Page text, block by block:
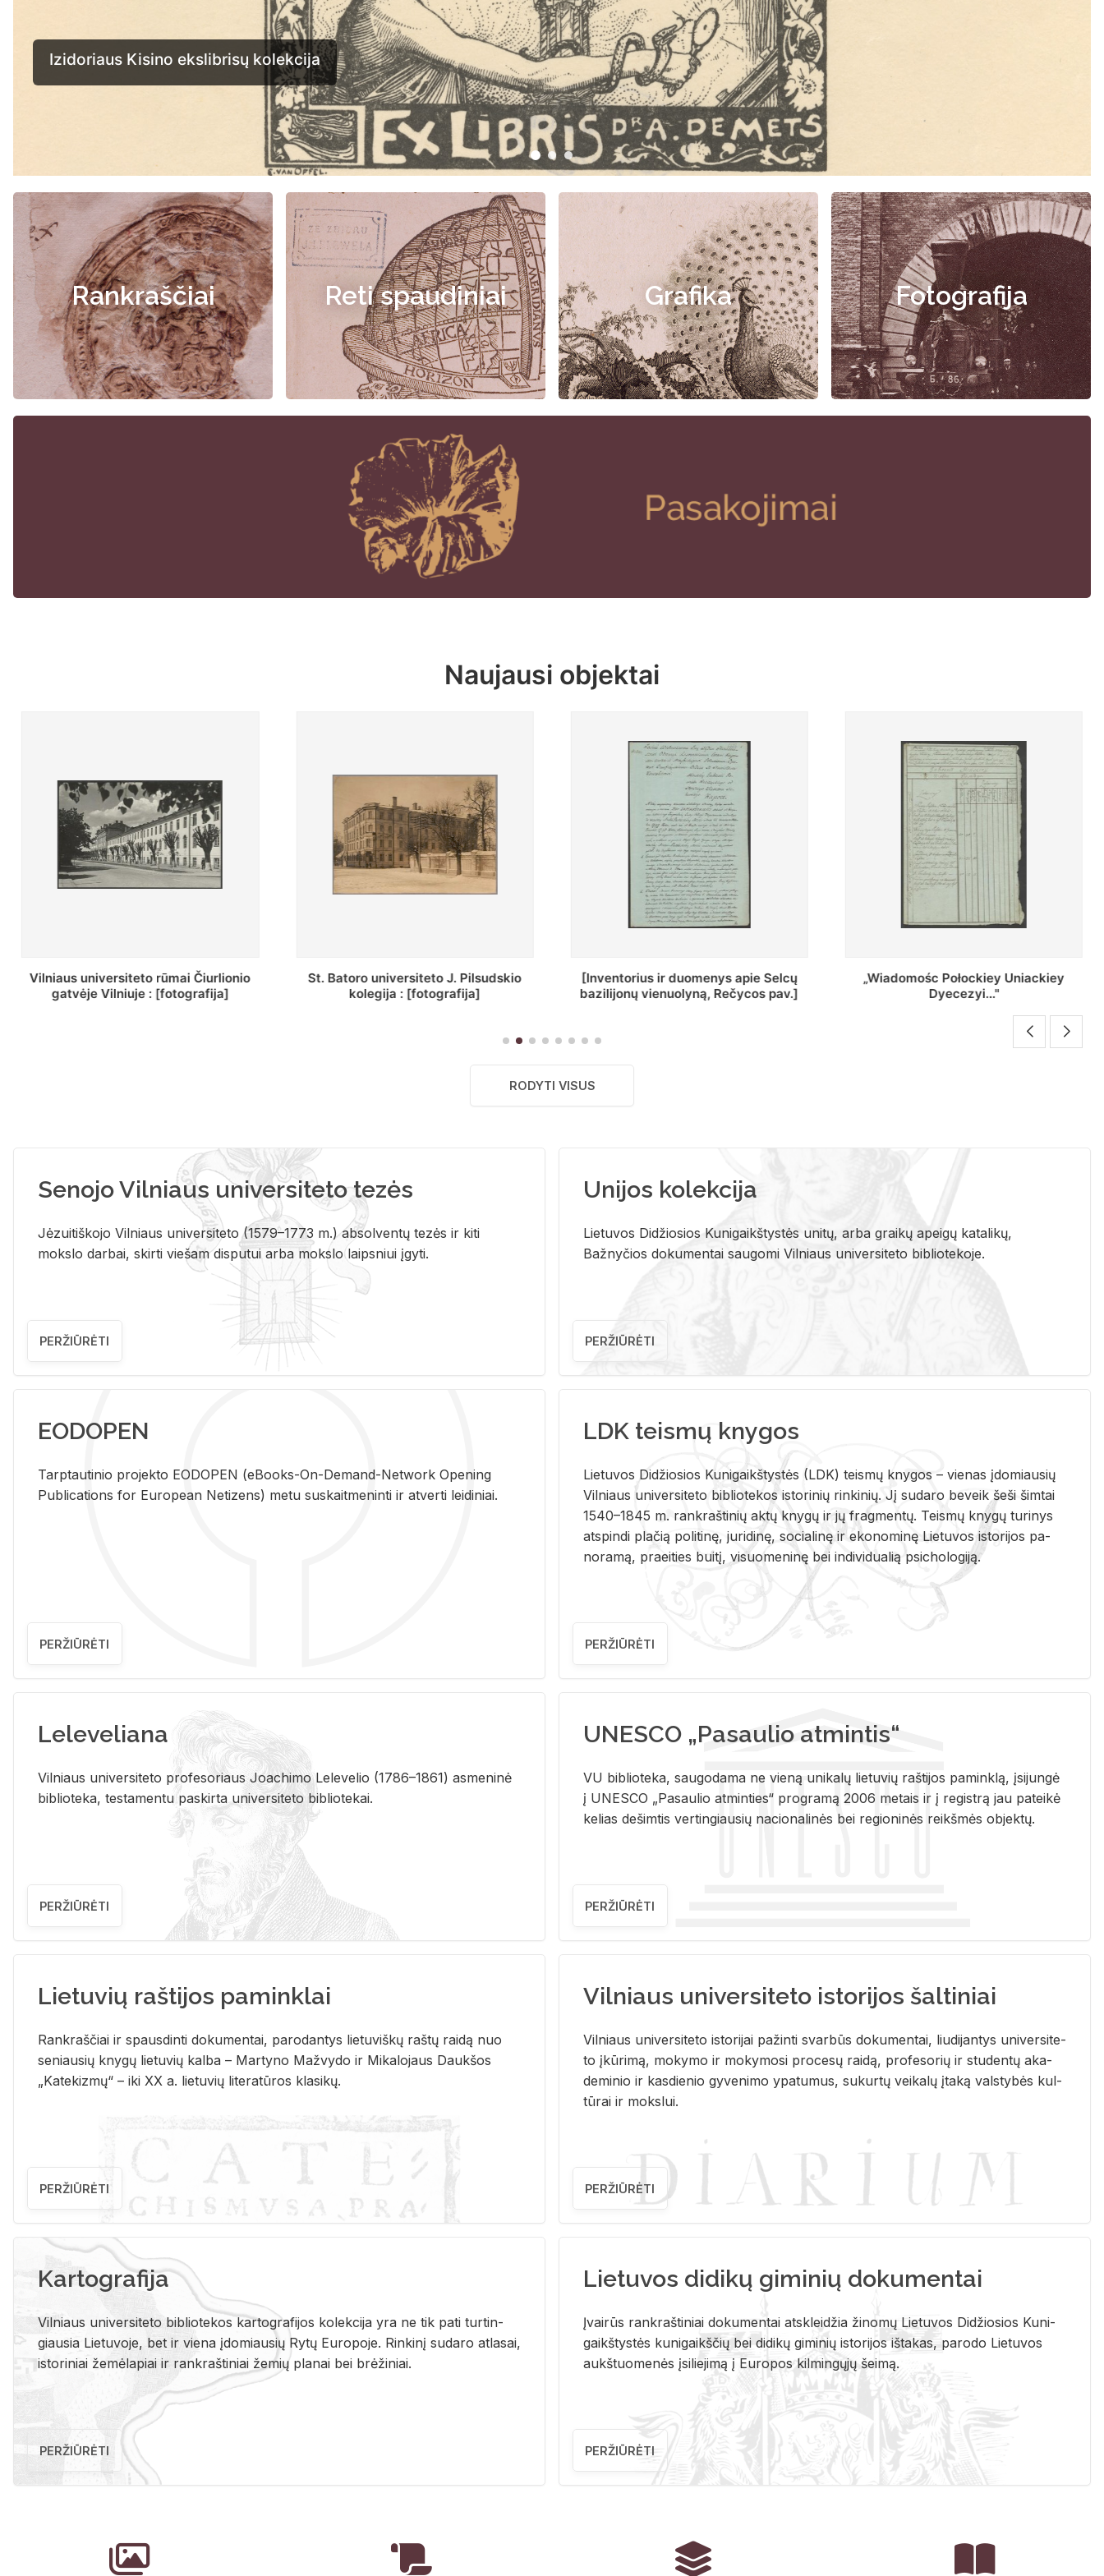
Rankraščiai Reti spaudiniai Grafika Fotografija
Naujausi objektai
St. Batoro universiteto J. Pilsudskio
kolegija : [fotografija]
[Inventorius ir duomenys apie Selcų
bazilijonų vienuolyną, Rečycos pav.]
„Wiadomośc Połockiey Uniackiey
Dyecezyi..."
Regestr Parochow Dekanatu
Brzeskiego
RODYTI VISUS
Senojo Vilniaus universiteto tezės
Jėzuitiškojo Vilniaus universiteto (1579–1773 m.) absolventų tezės ir kiti
mokslo darbai, skirti viešam disputui arba mokslo laipsniui įgyti.
PERŽIŪRĖTI
Unijos kolekcija
Lietuvos Didžiosios Kunigaikštystės unitų, arba graikų apeigų katalikų,
Bažnyčios dokumentai saugomi Vilniaus universiteto bibliotekoje.
PERŽIŪRĖTI
EODOPEN
Tarp­tau­ti­nio pro­jek­to EO­DO­PEN (eBo­oks-On-De­mand-Ne­twork Ope­ning
Pub­li­ca­tions for Eu­ro­pe­an Ne­ti­zens) metu su­skait­me­nin­ti ir at­ver­ti lei­di­niai.
PERŽIŪRĖTI
LDK teismų knygos
Lie­tu­vos Di­džio­sios Ku­ni­gaikš­tys­tės (LDK) teis­mų kny­gos – vie­nas įdo­miau­sių
Vil­niaus uni­ver­si­te­to bi­b­lio­te­kos is­to­ri­nių rin­ki­nių. Jį su­da­ro be­veik šeši šim­tai
1540–1845 m. rank­raš­ti­nių aktų kny­gų ir jų frag­men­tų. Teis­mų kny­gų tu­ri­nys
at­spin­di pla­čią po­li­ti­nę, ju­ri­di­nę, so­cia­li­nę ir eko­no­mi­nę Lie­tu­vos is­to­ri­jos pa­
no­ra­mą, pra­ei­ties bui­tį, vi­suo­me­ni­nę bei in­di­vi­dua­lią psi­cho­lo­gi­ją.
PERŽIŪRĖTI
Leleveliana
Vil­niaus uni­ver­si­te­to pro­fe­so­riaus Jo­a­chi­mo Le­le­ve­lio (1786–1861) as­me­ni­nė
bi­b­lio­te­ka, te­sta­men­tu pa­skir­ta uni­ver­si­te­to bi­b­lio­te­kai.
PERŽIŪRĖTI
UNESCO „Pasaulio atmintis“
VU biblioteka, saugodama ne vieną unikalų lietuvių raštijos paminklą, įsijungė
į UNESCO „Pasaulio atminties“ programą 2006 metais ir į registrą jau pateikė
kelias dešimtis vertingiausių nacionalinės bei regioninės reikšmės objektų.
PERŽIŪRĖTI
Lietuvių raštijos paminklai
Rank­raš­čiai ir spaus­din­ti do­ku­men­tai, pa­ro­dan­tys lie­tu­viš­kų raš­tų rai­dą nuo
se­niau­sių kny­gų lie­tu­vių kal­ba – Mar­ty­no Ma­žvy­do ir Mi­ka­lo­jaus Dauk­šos
„Ka­te­kiz­mų“ – iki XX a. lie­tu­vių li­te­ra­tū­ros kla­si­kų.
PERŽIŪRĖTI
Vilniaus universiteto istorijos šaltiniai
Vil­niaus uni­ver­si­te­to is­to­ri­jai pa­žin­ti svar­būs do­ku­men­tai, liu­di­jan­tys uni­ver­si­te­
to įkū­ri­mą, mo­ky­mo ir mo­ky­mo­si pro­ce­sų rai­dą, pro­fe­so­rių ir stu­den­tų aka­
de­mi­nio ir kas­die­nio gy­ve­ni­mo ypa­tu­mus, su­kur­tų vei­ka­lų įta­ką vals­ty­bės kul­
tū­rai ir moks­lui.
PERŽIŪRĖTI
Kartografija
Vil­niaus uni­ver­si­te­to bi­b­lio­te­kos kar­to­gra­fi­jos ko­lek­ci­ja yra ne tik pati tur­tin­
giau­sia Lie­tu­vo­je, bet ir vie­na įdo­miau­sių Rytų Eu­ro­po­je. Rin­ki­nį su­da­ro at­la­sai,
is­to­ri­niai že­mė­la­piai ir rank­raš­ti­niai že­mių pla­nai bei brė­ži­niai.
PERŽIŪRĖTI
Lietuvos didikų giminių dokumentai
Įvai­rūs rank­raš­ti­niai do­ku­men­tai at­sklei­džia ži­no­mų Lie­tu­vos Di­džio­sios Ku­ni­
gaikš­tys­tės ku­ni­gaikš­čių bei di­di­kų gi­mi­nių is­to­ri­jos iš­ta­kas, pa­ro­do Lie­tu­vos
aukš­tuo­me­nės įsi­lie­ji­mą į Eu­ro­pos kil­min­gų­jų šei­mą.
PERŽIŪRĖTI